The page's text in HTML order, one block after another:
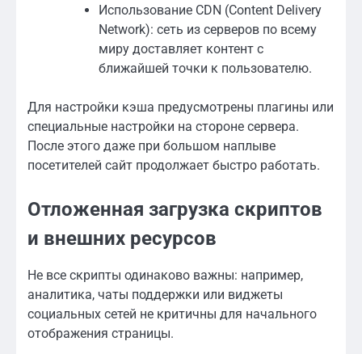
Использование CDN (Content Delivery
Network): сеть из серверов по всему
миру доставляет контент с
ближайшей точки к пользователю.
Для настройки кэша предусмотрены плагины или
специальные настройки на стороне сервера.
После этого даже при большом наплыве
посетителей сайт продолжает быстро работать.
Отложенная загрузка скриптов
и внешних ресурсов
Не все скрипты одинаково важны: например,
аналитика, чаты поддержки или виджеты
социальных сетей не критичны для начального
отображения страницы.